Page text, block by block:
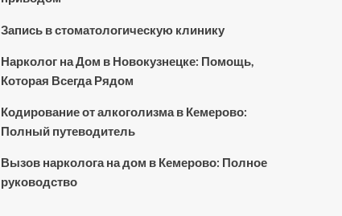
Запись в стоматологическую клинику
Нарколог на Дом в Новокузнецке: Помощь,
Которая Всегда Рядом
Кодирование от алкоголизма в Кемерово:
Полный путеводитель
Вызов нарколога на дом в Кемерово: Полное
руководство